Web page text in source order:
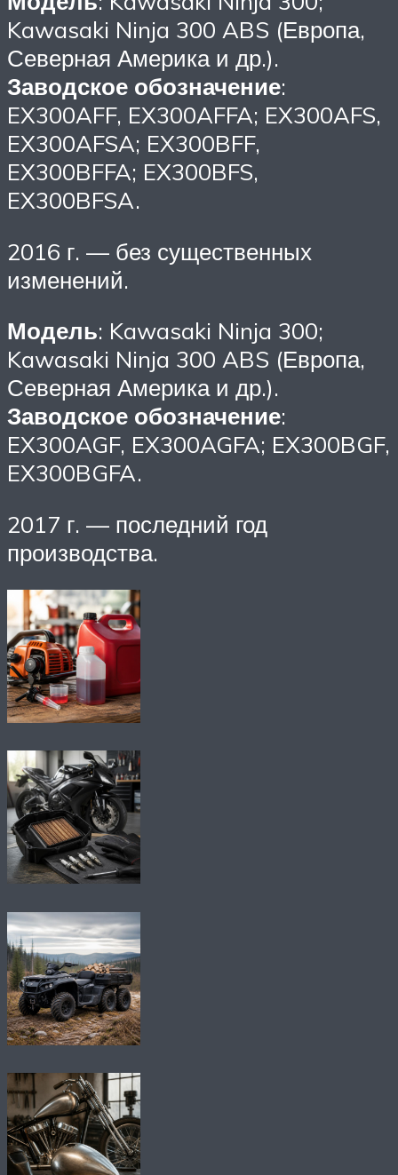
Kawasaki Ninja 300 ABS (Европа,
Северная Америка и др.).
Заводское обозначение:
EX300AFF, EX300AFFA; EX300AFS,
EX300AFSA; EX300BFF,
EX300BFFA; EX300BFS,
EX300BFSA.
2016 г. — без существенных
изменений.
Модель: Kawasaki Ninja 300;
Kawasaki Ninja 300 ABS (Европа,
Северная Америка и др.).
Заводское обозначение:
EX300AGF, EX300AGFA; EX300BGF,
EX300BGFA.
2017 г. — последний год
производства.